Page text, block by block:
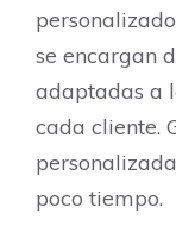
se encargan
adaptadas a
cada cliente.
poco tiempo.